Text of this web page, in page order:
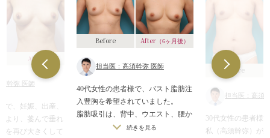
After
幹弥 医師
で、妊娠、出産、
より、萎んで垂れ
を再び大きくして
Before After（6ヶ月後）
担当医：高須幹弥 医師
40代女性の患者様で、バスト脂肪注
入豊胸を希望されていました。
脂肪吸引は、背中、ウエスト、腰か
ら希望されていました。
続きを見る
Before
担当医：高須
30代女性の患者様
私（高須幹弥）が